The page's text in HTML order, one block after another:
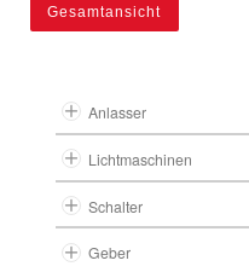
Gesamtansicht
Anlasser
Lichtmaschinen
Schalter
Geber